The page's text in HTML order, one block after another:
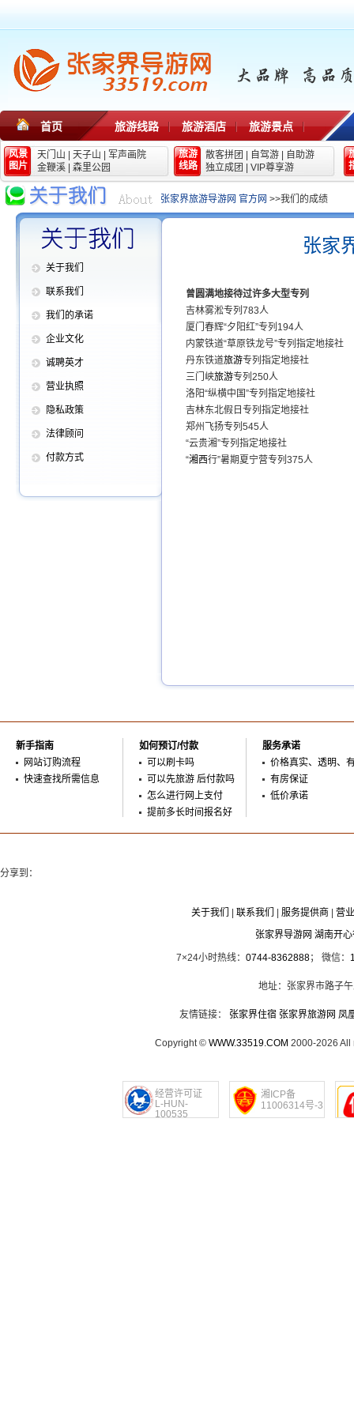
首页 旅游线路 旅游酒店 旅游景点
风景
图片
天门山 天子山
军声画院
金鞭溪
森里公园
旅游
线路
散客拼团 自驾游
自助游
独立成团
VIP尊享游
张家界旅游导游网 官方网 >>我们的成绩
关于我们
联系我们
我们的承诺
企业文化
诚聘英才
营业执照
隐私政策
法律顾问
付款方式
张家
曾圆满地接待过许多大型专列
吉林雾淞专列783人
厦门春辉“夕阳红”专列 194人
内蒙铁道“草原铁龙号”专列指定地接社
丹东铁道旅游专列指定地接社
三门峡旅游专列 250人
洛阳“纵横中国”专列指定地接社
吉林东北假日专列指定地接社
郑州飞扬专列 545人
“云贵湘”专列指定地接社
“湘西行”暑期夏宁营专列 375人
新手指南
网站订购流程
快速查找所需信息
如何预订/付款
可以刷卡吗
可以先旅游 后付款吗
怎么进行网上支付
提前多长时间报名好
服务承诺
价格真实、透明、
有房保证
低价承诺
分享到：
关于我们 联系我们 服务提供商
营
张家界导游网 湖南开
7×24小时热线： 0744-8362888； 微信：
地址：张家界市路子
友情链接： 张家界住宿 张家界旅游网 凤
Copyright © WWW.33519.COM 2000-2026 All
经营许可证
L-HUN-
100535
湘ICP备
11006314号-3